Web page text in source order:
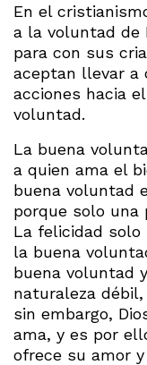
En el
a la voluntad de
para con sus
aceptan llevar a
acciones hacia
voluntad.
La buena
a quien ama el
buena voluntad
porque solo una
La felicidad solo
la buena
buena voluntad
naturaleza
sin embargo,
ama, y es por
ofrece su amor